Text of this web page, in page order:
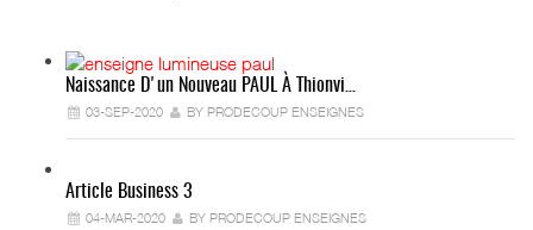
Naissance D'un Nouveau PAUL À Thionvi…
03-SEP-2020 BY PRODECOUP ENSEIGNES
Article Business 3
04-MAR-2020 BY PRODECOUP ENSEIGNES